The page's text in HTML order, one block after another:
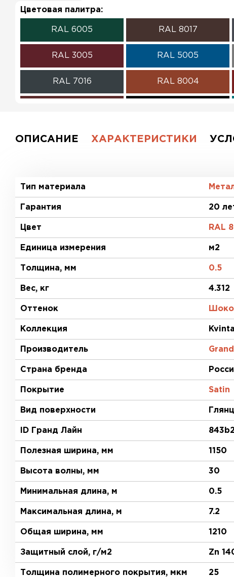
Цветовая палитра:
RAL 6005 RAL 8017
RAL 3005 RAL 5005
RAL 7016 RAL 8004
RAL 2004 RAL 5002
RAL 1015
RAL 9006
RR 29 RR 23
ОПИСАНИЕ ХАРАКТЕРИСТИКИ
Тип материала
Гарантия 20
Цвет RAL
Единица измерения м2
Толщина, мм 0.5
Вес, кг 4.312
Оттенок
Коллекция
Производитель
Страна бренда
Покрытие Satin
Вид поверхности
ID Гранд Лайн
Полезная ширина, мм 1150
Высота волны, мм 30
Минимальная длина, м 0.5
Максимальная длина, м 7.2
Общая ширина, мм 1210
Защитный слой, г/м2 Zn
Толщина полимерного покрытия, мкм 25